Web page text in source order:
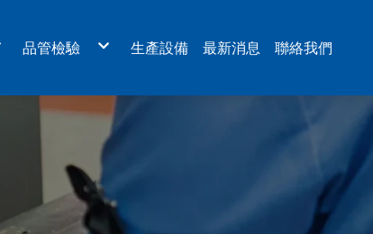
品管檢驗 生產設備 最新消息 聯絡我們